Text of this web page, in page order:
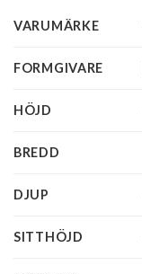
VARUMÄRKE
FORMGIVARE
HÖJD
BREDD
DJUP
SITTHÖJD